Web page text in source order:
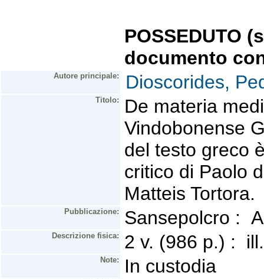
POSSEDUTO
documento
Autore principale: Dioscorides,
Titolo:
De materia
Vindobonense
del testo greco
critico di Paolo
Matteis Tortora.
Pubblicazione: Sansepolcro :
Descrizione fisica: 2 v. (986 p.) :
Note: In custodia